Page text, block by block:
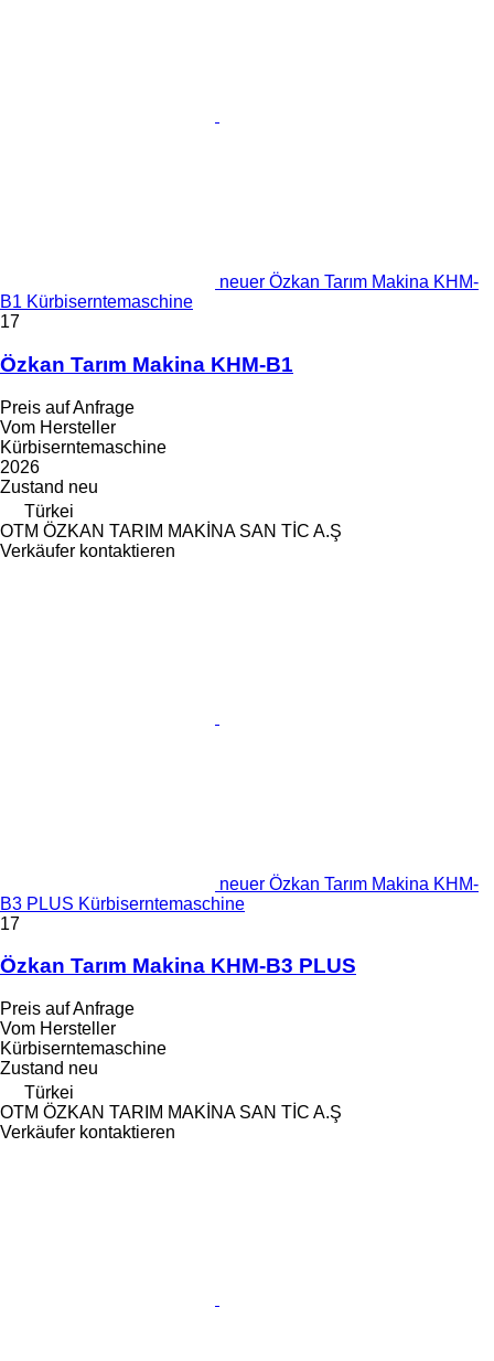
neuer Özkan Tarım Makina KHM-
B1 Kürbiserntemaschine
17
Özkan Tarım Makina KHM-B1
Preis auf Anfrage
Vom Hersteller
Kürbiserntemaschine
2026
Zustand neu
Türkei
OTM ÖZKAN TARIM MAKİNA SAN TİC A.Ş
Verkäufer kontaktieren
neuer Özkan Tarım Makina KHM-
B3 PLUS Kürbiserntemaschine
17
Özkan Tarım Makina KHM-B3 PLUS
Preis auf Anfrage
Vom Hersteller
Kürbiserntemaschine
Zustand neu
Türkei
OTM ÖZKAN TARIM MAKİNA SAN TİC A.Ş
Verkäufer kontaktieren